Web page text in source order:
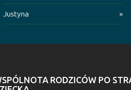
Justyna »
RODZICÓW PO